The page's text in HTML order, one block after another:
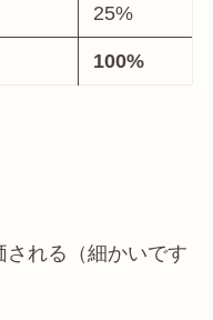
25%
100%
れる（細かいです